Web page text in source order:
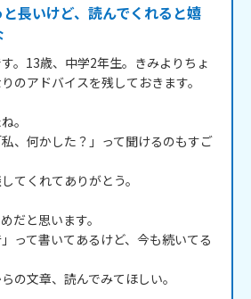
と長いけど、読んでくれると嬉
。13歳、中学2年生。きみよりちょ
のアドバイスを残しておきます。
。
、何かした？」って聞けるのもすご
てくれてありがとう。
だと思います。
って書いてあるけど、今も続いてる
の文章、読んでみてほしい。